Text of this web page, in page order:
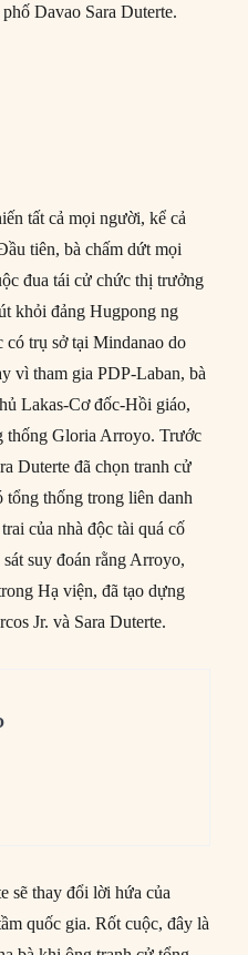
Davao Sara Duterte.
tất cả mọi người, kể cả
tiên, bà chấm dứt mọi
đua tái cử chức thị trưởng
khỏi đảng Hugpong ng
có trụ sở tại Mindanao do
vì tham gia PDP-Laban, bà
Lakas-Cơ đốc-Hồi giáo,
thống Gloria Arroyo. Trước
Duterte đã chọn tranh cử
thống trong liên danh
của nhà độc tài quá cố
suy đoán rằng Arroyo,
Hạ viện, đã tạo dựng
Jr. và Sara Duterte.
sẽ thay đổi lời hứa của
quốc gia. Rốt cuộc, đây là